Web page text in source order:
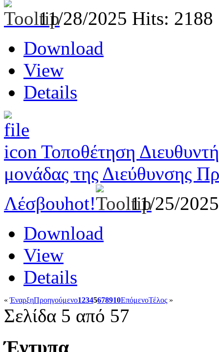
11/28/2025 Hits: 2188
Download
View
Details
Τοποθέτηση
μονάδας της Διεύθυνσης
Λέσβουhot!
11/25/
Download
View
Details
«ΈναρξηΠροηγούμενο12345678910ΕπόμενοΤέλος »
Σελίδα 5 από 57
Έντυπα